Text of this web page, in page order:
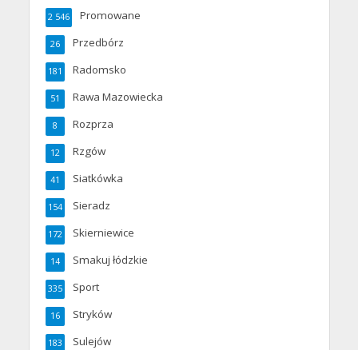
Promowane
2 546
Przedbórz
26
Radomsko
181
Rawa Mazowiecka
51
Rozprza
8
Rzgów
12
Siatkówka
41
Sieradz
154
Skierniewice
172
Smakuj łódzkie
14
Sport
335
Stryków
16
Sulejów
183